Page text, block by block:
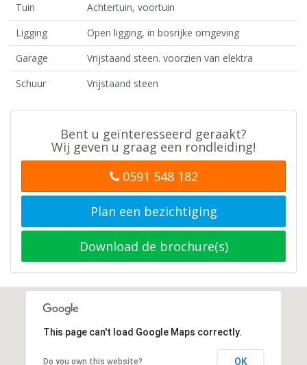
Tuin
Achtertuin, voortuin
Ligging
Open ligging, in bosrijke omgeving
Garage
Vrijstaand steen. voorzien van elektra
Schuur
Vrijstaand steen
Bent u geïnteresseerd geraakt?
Wij geven u graag een rondleiding!
0591 548 182
Plan een bezichtiging
Download de brochure(s)
This page can't load Google Maps correctly.
Do you own this website? OK